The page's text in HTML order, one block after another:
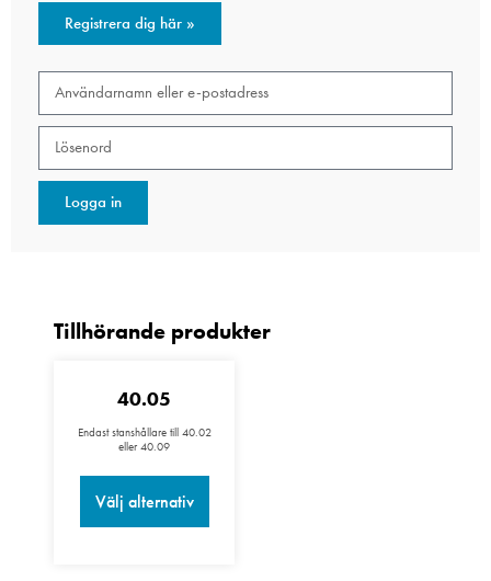
Registrera dig här »
Logga in
40.05
Endast stanshållare till 40.02
eller 40.09
Välj alternativ